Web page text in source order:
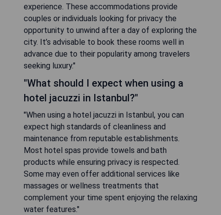
experience. These accommodations provide
couples or individuals looking for privacy the
opportunity to unwind after a day of exploring the
city. It’s advisable to book these rooms well in
advance due to their popularity among travelers
seeking luxury."
"What should I expect when using a
hotel jacuzzi in Istanbul?"
"When using a hotel jacuzzi in Istanbul, you can
expect high standards of cleanliness and
maintenance from reputable establishments.
Most hotel spas provide towels and bath
products while ensuring privacy is respected.
Some may even offer additional services like
massages or wellness treatments that
complement your time spent enjoying the relaxing
water features."